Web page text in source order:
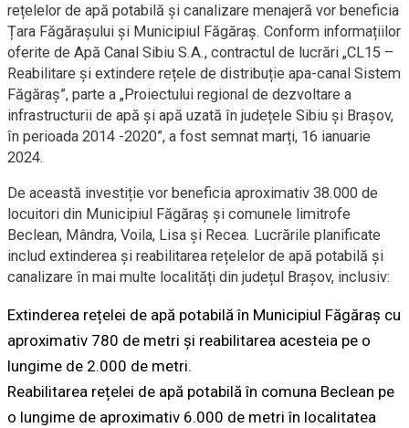
rețelelor de apă potabilă și canalizare menajeră vor beneficia
Țara Făgărașului și Municipiul Făgăraș. Conform informațiilor
oferite de Apă Canal Sibiu S.A., contractul de lucrări „CL15 –
Reabilitare și extindere rețele de distribuție apa-canal Sistem
Făgăraș”, parte a „Proiectului regional de dezvoltare a
infrastructurii de apă și apă uzată în județele Sibiu și Brașov,
în perioada 2014 -2020”, a fost semnat marți, 16 ianuarie
2024.
De această investiție vor beneficia aproximativ 38.000 de
locuitori din Municipiul Făgăraș și comunele limitrofe
Beclean, Mândra, Voila, Lisa și Recea. Lucrările planificate
includ extinderea și reabilitarea rețelelor de apă potabilă și
canalizare în mai multe localități din județul Brașov, inclusiv:
Extinderea rețelei de apă potabilă în Municipiul Făgăraș cu
aproximativ 780 de metri și reabilitarea acesteia pe o
lungime de 2.000 de metri.
Reabilitarea rețelei de apă potabilă în comuna Beclean pe
o lungime de aproximativ 6.000 de metri în localitatea